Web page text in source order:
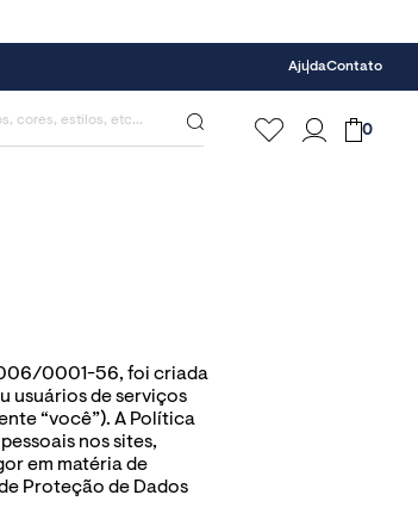
AjudaContato
0
0001-56, foi criada
usuários de serviços
“você”). A Política
nos sites,
em matéria de
Proteção de Dados